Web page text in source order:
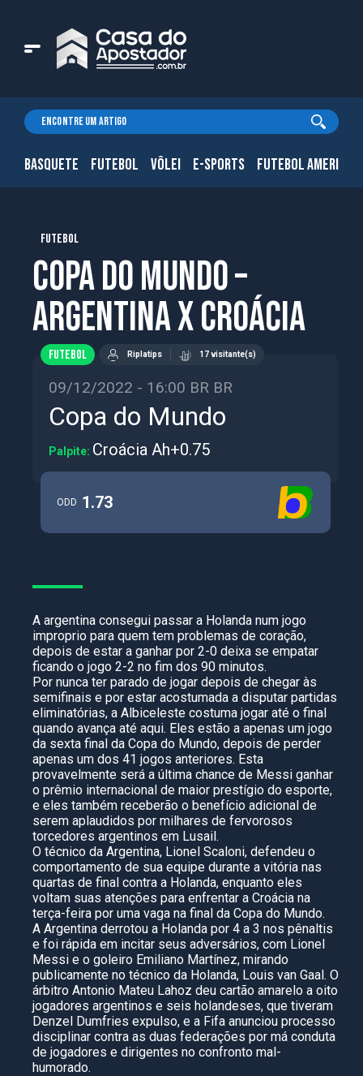
BASQUETE FUTEBOL VÔLEI E-SPORTS FUTEBOL
FUTEBOL
Copa do Mundo –
Argentina x Croácia
FUTEBOL Riplatips 17 visitante(s)
09/12/2022 - 16:00 BR BR
Copa do Mundo
Palpite: Croácia Ah+0.75
ODD 1.73
A argentina consegui passar a Holanda num jogo
improprio para quem tem problemas de coração,
depois de estar a ganhar por 2-0 deixa se empatar
ficando o jogo 2-2 no fim dos 90 minutos.
Por nunca ter parado de jogar depois de chegar às
semifinais e por estar acostumada a disputar partidas
eliminatórias, a Albiceleste costuma jogar até o final
quando avança até aqui. Eles estão a apenas um jogo
da sexta final da Copa do Mundo, depois de perder
apenas um dos 41 jogos anteriores. Esta
provavelmente será a última chance de Messi ganhar
o prêmio internacional de maior prestígio do esporte,
e eles também receberão o benefício adicional de
serem aplaudidos por milhares de fervorosos
torcedores argentinos em Lusail.
O técnico da Argentina, Lionel Scaloni, defendeu o
comportamento de sua equipe durante a vitória nas
quartas de final contra a Holanda, enquanto eles
voltam suas atenções para enfrentar a Croácia na
terça-feira por uma vaga na final da Copa do Mundo.
A Argentina derrotou a Holanda por 4 a 3 nos pênaltis
e foi rápida em incitar seus adversários, com Lionel
Messi e o goleiro Emiliano Martínez, mirando
publicamente no técnico da Holanda, Louis van Gaal. O
árbitro Antonio Mateu Lahoz deu cartão amarelo a oito
jogadores argentinos e seis holandeses, que tiveram
Denzel Dumfries expulso, e a Fifa anunciou processo
disciplinar contra as duas federações por má conduta
de jogadores e dirigentes no confronto mal-
humorado.